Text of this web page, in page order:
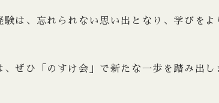
験は、忘れられない思い出となり、学びを
ぜひ「のすけ会」で新たな一歩を踏み出し